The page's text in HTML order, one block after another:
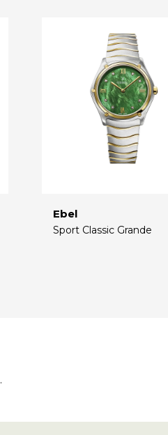
Ebel
Sport Classic Grande
.